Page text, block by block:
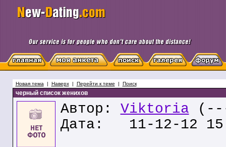
Новая тема | Наверх| Перейти к теме | Поиск
черный список женихов
Автор: Viktoria (---
Дата: 11-12-12